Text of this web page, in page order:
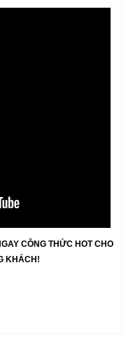
CÔNG THỨC HOT CHO
KHÁCH!